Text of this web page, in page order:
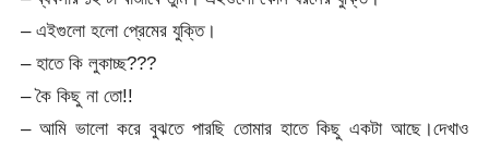
– এইগুলো হলো প্রেমের যুক্তি।
– হাতে কি লুকাচ্ছ???
– কৈ কিছু না তো!!
– আমি ভালো করে বুঝতে পারছি তোমার হাতে কিছু একটা আছে।দেখাও